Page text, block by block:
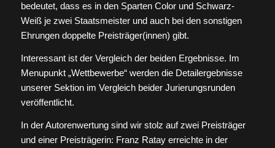
bedeutet, dass es in den Sparten Color und Schwarz-
Weiß je zwei Staatsmeister und auch bei den sonstigen
Ehrungen doppelte Preisträger(innen) gibt.
Interessant ist der Vergleich der beiden Ergebnisse. Im
Menupunkt „Wettbewerbe“ werden die Detailergebnisse
unserer Sektion im Vergleich beider Jurierungsrunden
veröffentlicht.
In der Autorenwertung sind wir stolz auf zwei Preisträger
und einer Preisträgerin: Franz Ratay erreichte in der